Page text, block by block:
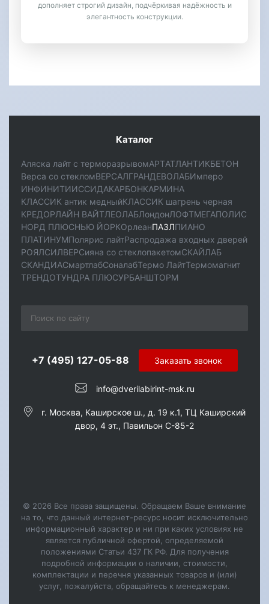
дополняет строгий дизайн, подчёркивая надёжность и
элегантность конструкции.
Каталог
Аляска лайт с терморазрывомАРТАТЛАНТИКБЕТОН
Верса со стекломВЕРСАЛГРАНДЕВОЛАБИмперо
ИНФИНИТИИССИДАКАРБОНКАРМИНА
КЛАССИК антик медныйКЛАССИК шагрень черная
КРЕДОРЛАЙН ВАЙТЛЕОЛАБЛондонЛОФТМЕГАПОЛИС
НОРД ПЛЮСНЬЮ ЙОРКОрлеанПАЗЛПИАНО
ПЛАТИНУМПолярис лайтРаспродажа входных дверей
РОЯЛСИЛВЕРСияна со стеклопакетомСКАЙЛАБ
СКАНДИAСмартлабСоналабТермо ЛайтТермомагнит
ТРЕНДОТУНДРА ПЛЮСУРБАНШТОРМ
+7 (495) 127-05-88‬
info@dverilabirint-msk.ru
Заказать звонок
г. Москва, Каширское ш., д. 19 к.1, ТЦ Каширский
двор, 4 эт., Павильон C-85-2
© 2026 Все права защищены. Обращаем Ваше внимание
на то, что данный интернет-ресурс носит исключительно
информационный характер и ни при каких условиях не
является публичной офертой, определяемой
положениями Статьи 437 ГК РФ. Для получения
подробной информации о наличии, стоимости,
комплектации и перечня указанных товаров и (или)
услуг, пожалуйста, обращайтесь к менеджерам.